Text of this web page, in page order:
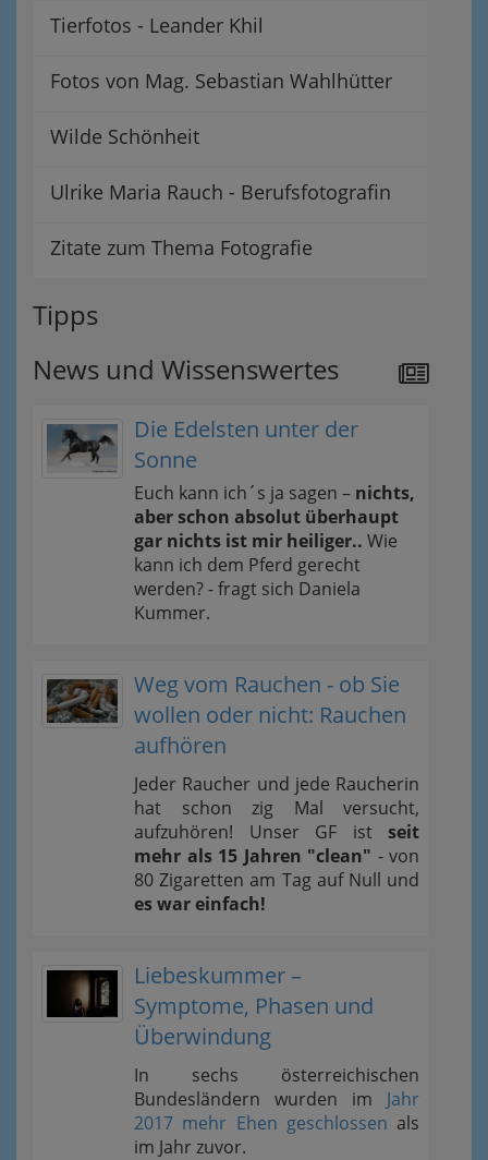
Tierfotos - Leander Khil
Fotos von Mag. Sebastian Wahlhütter
Wilde Schönheit
Ulrike Maria Rauch - Berufsfotografin
Zitate zum Thema Fotografie
Tipps
News und Wissenswertes
Die Edelsten unter der
Sonne
Euch kann ich´s ja sagen – nichts,
aber schon absolut überhaupt
gar nichts ist mir heiliger.. Wie
kann ich dem Pferd gerecht
werden? - fragt sich Daniela
Kummer.
Weg vom Rauchen - ob Sie
wollen oder nicht: Rauchen
aufhören
Jeder Raucher und jede Raucherin
hat schon zig Mal versucht,
aufzuhören! Unser GF ist seit
mehr als 15 Jahren "clean" - von
80 Zigaretten am Tag auf Null und
es war einfach!
Liebeskummer –
Symptome, Phasen und
Überwindung
In sechs österreichischen
Bundesländern wurden im Jahr
2017 mehr Ehen geschlossen als
im Jahr zuvor.